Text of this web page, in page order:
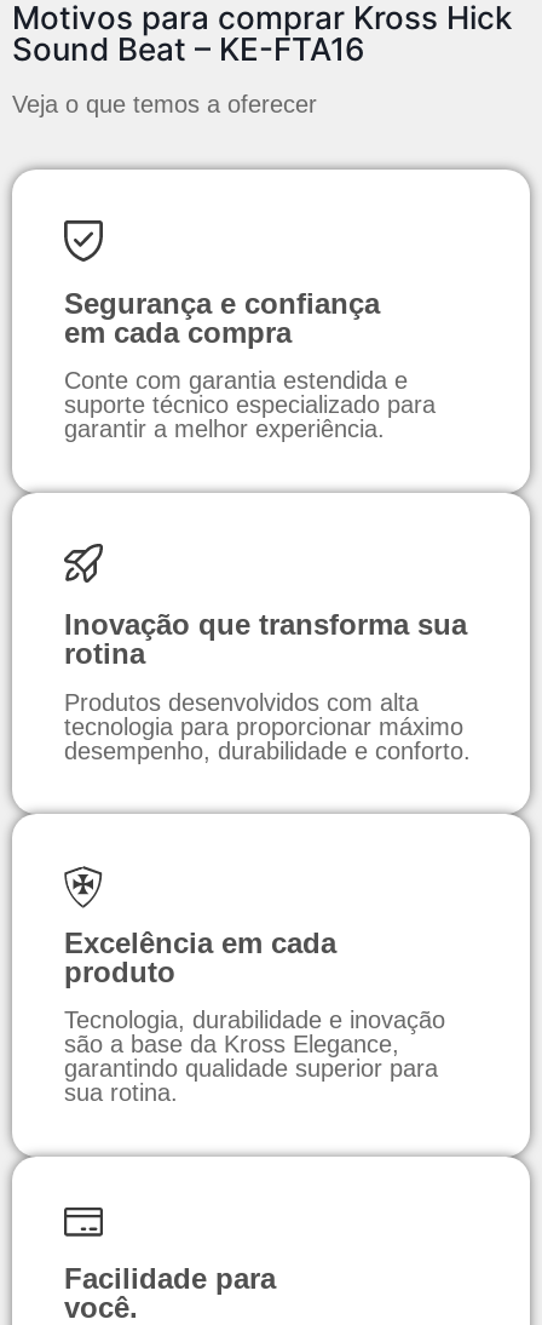
Motivos para comprar Kross Hick
Sound Beat – KE-FTA16
Veja o que temos a oferecer
Segurança e confiança
em cada compra
Conte com garantia estendida e
suporte técnico especializado para
garantir a melhor experiência.
Inovação que transforma sua
rotina
Produtos desenvolvidos com alta
tecnologia para proporcionar máximo
desempenho, durabilidade e conforto.
Excelência em cada
produto
Tecnologia, durabilidade e inovação
são a base da Kross Elegance,
garantindo qualidade superior para
sua rotina.
Facilidade para
você.